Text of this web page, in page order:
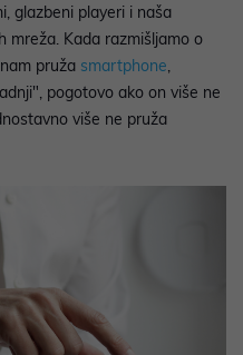
glazbeni playeri i naša
mreža. Kada razmišljamo o
pruža smartphone,
pogotovo ako on više ne
više ne pruža